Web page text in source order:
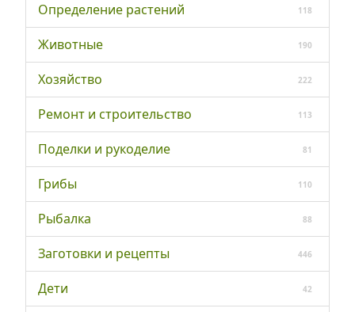
Определение растений 118
Животные 190
Хозяйство 222
Ремонт и строительство 113
Поделки и рукоделие 81
Грибы 110
Рыбалка 88
Заготовки и рецепты 446
Дети 42